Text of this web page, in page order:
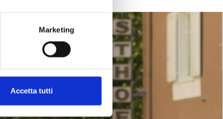
Marketing
Accetta tutti